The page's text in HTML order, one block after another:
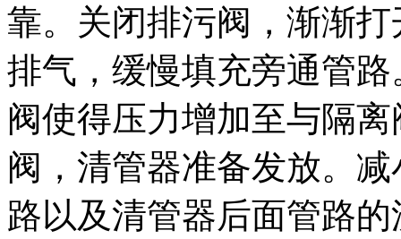
靠。关闭排污阀，渐渐
排气，缓慢填充旁通管
阀使得压力增加至与隔
阀，清管器准备发放。
路以及清管器后面管路